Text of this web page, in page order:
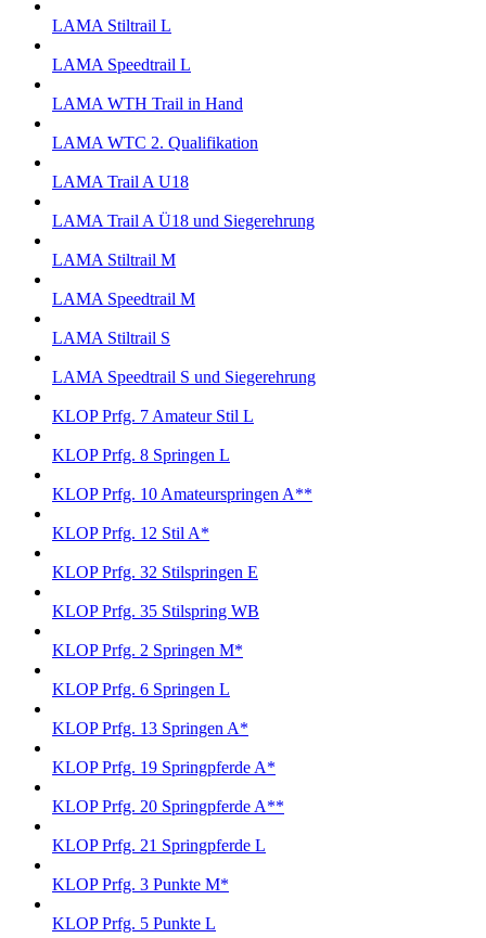
LAMA Stiltrail L
LAMA Speedtrail L
LAMA WTH Trail in Hand
LAMA WTC 2. Qualifikation
LAMA Trail A U18
LAMA Trail A Ü18 und Siegerehrung
LAMA Stiltrail M
LAMA Speedtrail M
LAMA Stiltrail S
LAMA Speedtrail S und Siegerehrung
KLOP Prfg. 7 Amateur Stil L
KLOP Prfg. 8 Springen L
KLOP Prfg. 10 Amateurspringen A**
KLOP Prfg. 12 Stil A*
KLOP Prfg. 32 Stilspringen E
KLOP Prfg. 35 Stilspring WB
KLOP Prfg. 2 Springen M*
KLOP Prfg. 6 Springen L
KLOP Prfg. 13 Springen A*
KLOP Prfg. 19 Springpferde A*
KLOP Prfg. 20 Springpferde A**
KLOP Prfg. 21 Springpferde L
KLOP Prfg. 3 Punkte M*
KLOP Prfg. 5 Punkte L